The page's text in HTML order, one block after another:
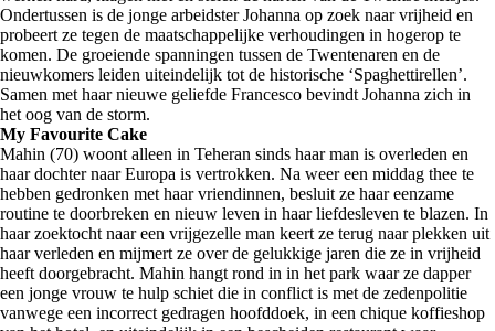
Ondertussen is de jonge arbeidster Johanna op zoek naar vrijheid en
probeert ze tegen de maatschappelijke verhoudingen in hogerop te
komen. De groeiende spanningen tussen de Twentenaren en de
nieuwkomers leiden uiteindelijk tot de historische ‘Spaghettirellen’.
Samen met haar nieuwe geliefde Francesco bevindt Johanna zich in
het oog van de storm.
My Favourite Cake
Mahin (70) woont alleen in Teheran sinds haar man is overleden en
haar dochter naar Europa is vertrokken. Na weer een middag thee te
hebben gedronken met haar vriendinnen, besluit ze haar eenzame
routine te doorbreken en nieuw leven in haar liefdesleven te blazen. In
haar zoektocht naar een vrijgezelle man keert ze terug naar plekken uit
haar verleden en mijmert ze over de gelukkige jaren die ze in vrijheid
heeft doorgebracht. Mahin hangt rond in in het park waar ze dapper
een jonge vrouw te hulp schiet die in conflict is met de zedenpolitie
vanwege een incorrect gedragen hoofddoek, in een chique koffieshop